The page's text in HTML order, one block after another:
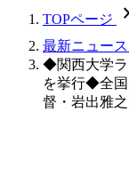
TOPページ
最新ニュース
◆関西大学ラ
を挙行◆全国
督・岩出雅